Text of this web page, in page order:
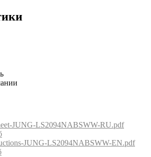
JUNG-LS2094NABSWW-RU.pdf
JUNG-LS2094NABSWW-EN.pdf